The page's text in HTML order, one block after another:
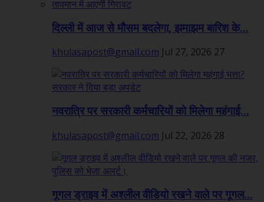
दिल्ली में आज से मौसम बदलेगा, झमाझम बारिश के...
khulasapost@gmail.com Jul 27, 2026 27
नवरात्रि पर सरकारी कर्मचारियों को मिलेगा महंगाई...
khulasapost@gmail.com Jul 22, 2026 28
गूगल ड्राइव में अश्लील वीडियो रखने वाले पर गूगल...